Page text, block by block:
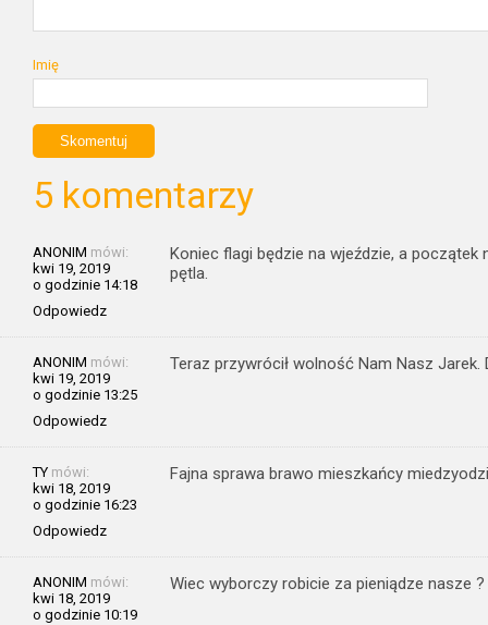
Imię
5 komentarzy
ANONIM mówi:
kwi 19, 2019
o godzinie 14:18
Odpowiedz
Koniec flagi będzie na wjeździe, a
pętla.
ANONIM mówi:
kwi 19, 2019
o godzinie 13:25
Odpowiedz
Teraz przywrócił wolność Nam Nasz Jarek.
TY mówi:
kwi 18, 2019
o godzinie 16:23
Odpowiedz
Fajna sprawa brawo mieszkańcy
ANONIM mówi:
kwi 18, 2019
o godzinie 10:19
Wiec wyborczy robicie za pieniądze nasze ?